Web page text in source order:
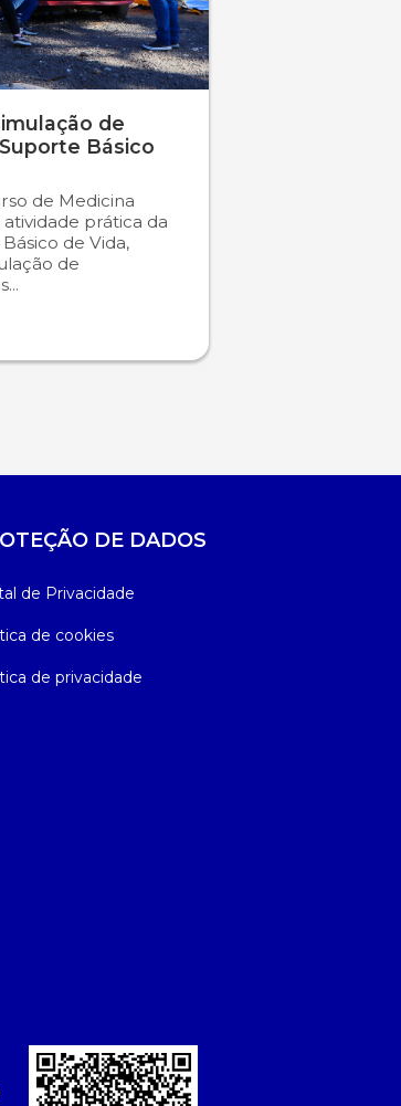
de
Básico
de Medicina
prática da
de Vida,
de
DE DADOS
de Privacidade
de cookies
de privacidade